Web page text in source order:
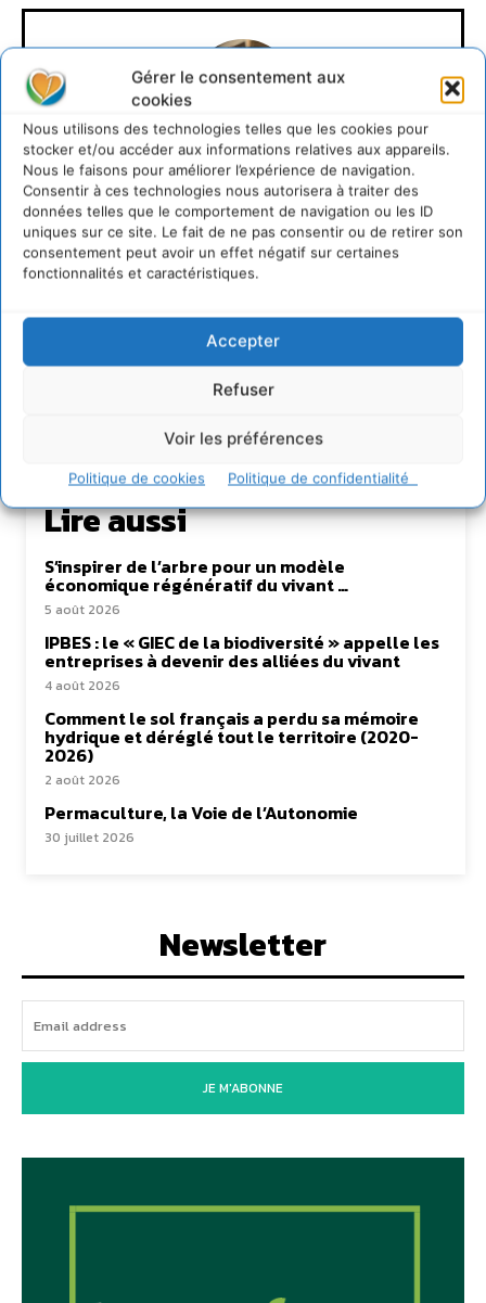
Gérer le consentement aux
cookies
Nous utilisons des technologies telles que les cookies pour
stocker et/ou accéder aux informations relatives aux appareils.
Nous le faisons pour améliorer l’expérience de navigation.
Consentir à ces technologies nous autorisera à traiter des
données telles que le comportement de navigation ou les ID
uniques sur ce site. Le fait de ne pas consentir ou de retirer son
consentement peut avoir un effet négatif sur certaines
fonctionnalités et caractéristiques.
Accepter
Refuser
Voir les préférences
Politique de cookies Politique de confidentialité
David Naulin
https://cdurable.info
Journaliste de solutions écologiques et sociales en
Occitanie.
Lire aussi
S’inspirer de l’arbre pour un modèle
économique régénératif du vivant …
5 août 2026
IPBES : le « GIEC de la biodiversité » appelle les
entreprises à devenir des alliées du vivant
4 août 2026
Comment le sol français a perdu sa mémoire
hydrique et déréglé tout le territoire (2020-
2026)
2 août 2026
Permaculture, la Voie de l’Autonomie
30 juillet 2026
Newsletter
JE M'ABONNE